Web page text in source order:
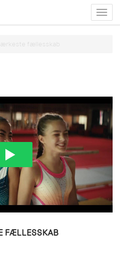
menu
fællesskab
FÆLLESSKAB